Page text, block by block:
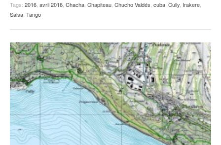
Tags: 2016, avril 2016, Chacha, Chapiteau, Chucho Valdés, cuba, Cully, Irakere,
Salsa, Tango